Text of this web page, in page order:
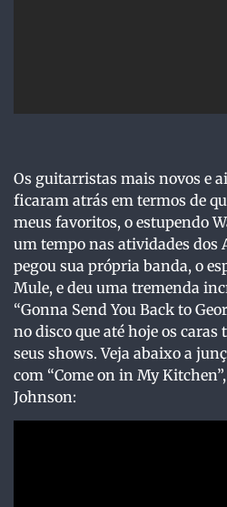
Os guitarristas mais novos e
ficaram atrás em termos de
meus favoritos, o estupendo
um tempo nas atividades dos
pegou sua própria banda, o
Mule, e deu uma tremenda
“Gonna Send You Back to
no disco que até hoje os caras
seus shows. Veja abaixo a
com “Come on in My
Johnson: